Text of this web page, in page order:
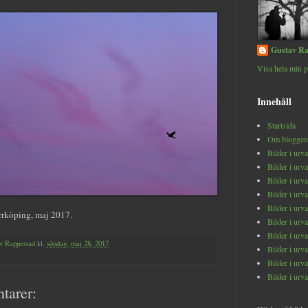
maj 2017.
Rappestad kl. söndag, maj 28, 2017
Gustav
Visa hela min
Innehåll
Startsida
Om bloggen
Bilder i
Bilder i
Bilder i
Bilder i
Bilder i
Bilder i
Bilder i
Bilder i
Bilder i
Bilder i